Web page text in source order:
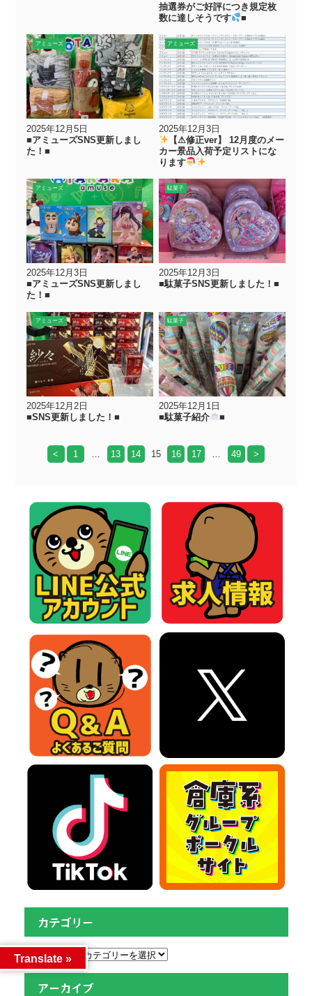
抽選券がご好評につき規定枚
数に達しそうです
■
アミューズ
2025年12月5日
■アミューズSNS更新しまし
た！■
アミューズ
2025年12月3日
【⚠︎修正ver】 12月度のメー
カー景品入荷予定リストにな
ります
アミューズ
2025年12月3日
■アミューズSNS更新しまし
た！■
駄菓子
2025年12月3日
■駄菓子SNS更新しました！■
アミューズ
2025年12月2日
■SNS更新しました！■
駄菓子
2025年12月1日
■駄菓子紹介
■
< 1 … 13 14 15 16 17 … 49 >
カテゴリー
カテゴリー
アーカイブ
Translate »